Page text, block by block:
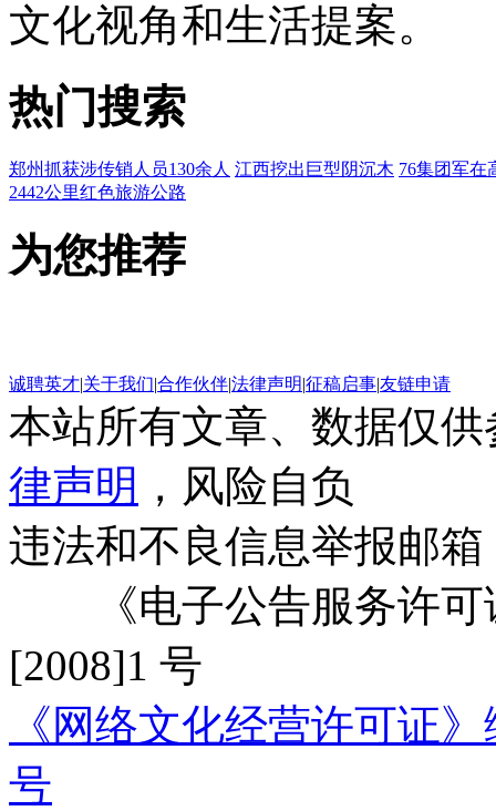
文化视角和生活提案。
热门搜索
郑州抓获涉传销人员130余人 江西挖出巨型阴沉木 76集团军在
2442公里红色旅游公路
为您推荐
诚聘英才|关于我们|合作伙伴|法律声明|征稿启事|友链申请
本站所有文章、数据仅
律声明 ，风险自负
违法和不良信息举报邮箱
《电子公告服务许可
[2008]1 号
《网络文化经营许可证
号